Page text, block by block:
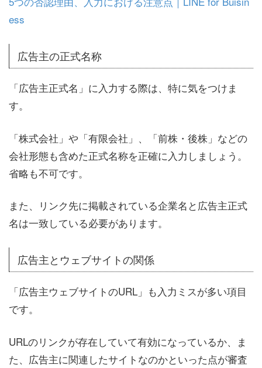
ess
広告主の正式名称
「広告主正式名」に入力する際は、特に気をつけま
す。
「株式会社」や「有限会社」、「前株・後株」などの
会社形態も含めた正式名称を正確に入力しましょう。
省略も不可です。
また、リンク先に掲載されている企業名と広告主正式
名は一致している必要があります。
広告主とウェブサイトの関係
「広告主ウェブサイトのURL」も入力ミスが多い項目
です。
URLのリンクが存在していて有効になっているか、ま
た、広告主に関連したサイトなのかといった点が審査